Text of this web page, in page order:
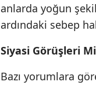
anlarda yoğun
ardındaki sebep
Siyasi Görüşleri
Bazı yorumlara